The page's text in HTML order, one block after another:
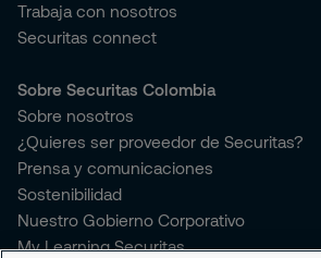
Trabaja con nosotros
Securitas connect
Sobre Securitas Colombia
Sobre nosotros
¿Quieres ser proveedor de Securitas?
Prensa y comunicaciones
Sostenibilidad
Nuestro Gobierno Corporativo
My Learning Securitas